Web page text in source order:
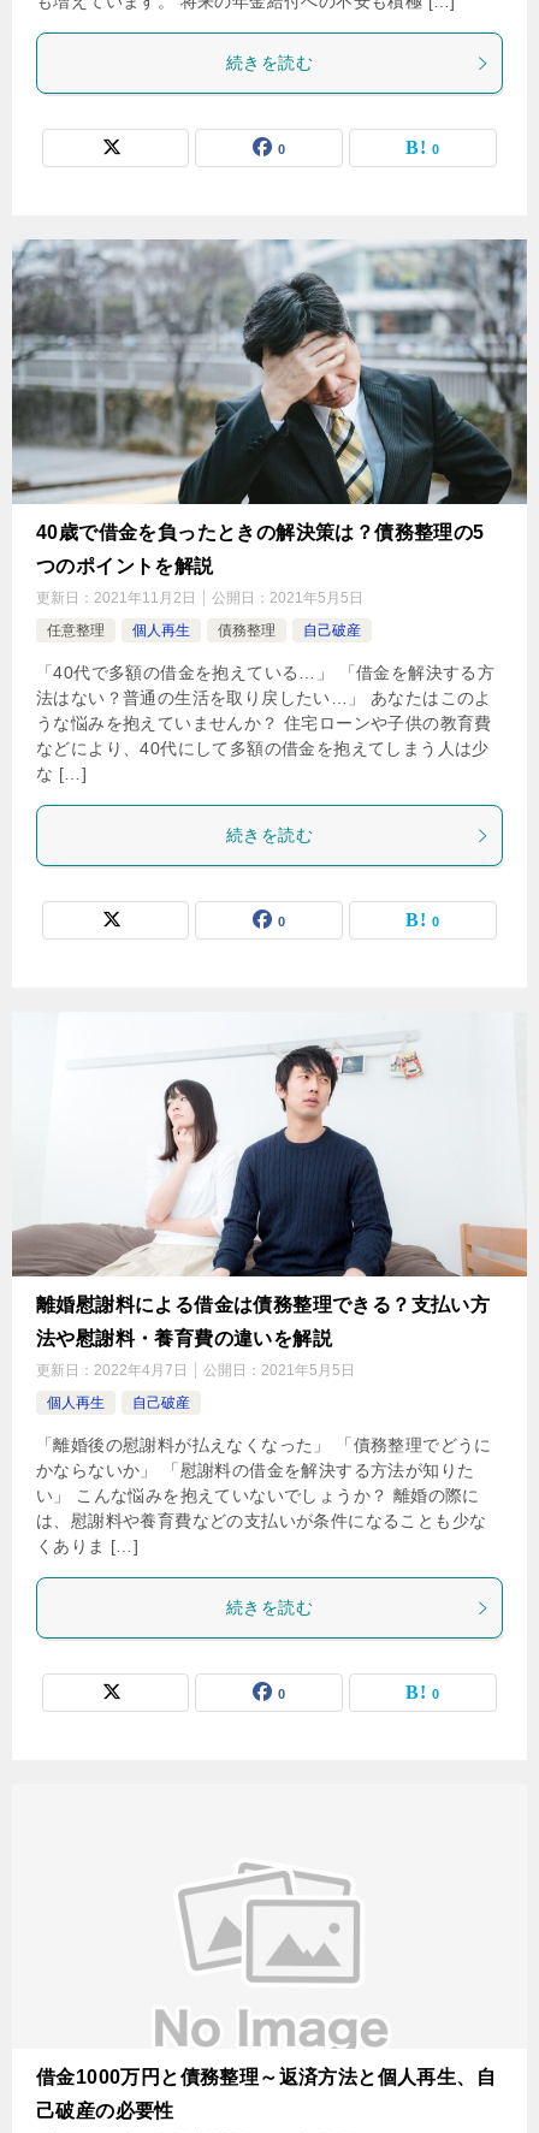
続きを読む
0 0
40歳で借金を負ったときの解決策は？債務整理の5
つのポイントを解説
更新日： 2021年11月2日 公開日： 2021年5月5日
任意整理
個人再生 債務整理 自己破産
「40代で多額の借金を抱えている…」 「借金を解決する方
法はない？普通の生活を取り戻したい…」 あなたはこのよ
うな悩みを抱えていませんか？ 住宅ローンや子供の教育費
などにより、40代にして多額の借金を抱えてしまう人は少
な […]
続きを読む
0 0
離婚慰謝料による借金は債務整理できる？支払い方
法や慰謝料・養育費の違いを解説
更新日： 2022年4月7日 公開日： 2021年5月5日
個人再生
自己破産
「離婚後の慰謝料が払えなくなった」 「債務整理でどうに
かならないか」 「慰謝料の借金を解決する方法が知りた
い」 こんな悩みを抱えていないでしょうか？ 離婚の際に
は、慰謝料や養育費などの支払いが条件になることも少な
くありま […]
続きを読む
0 0
借金1000万円と債務整理～返済方法と個人再生、自
己破産の必要性